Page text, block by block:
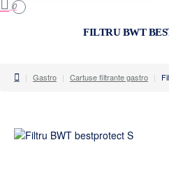
0
FILTRU BWT
homeGastro Cartuse filtrante gastro